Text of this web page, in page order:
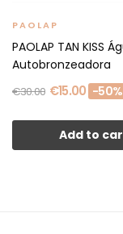
PAOLAP
PAOLAP TAN KISS
Autobronzeadora
€30.00 €15.00 -50%
Add to